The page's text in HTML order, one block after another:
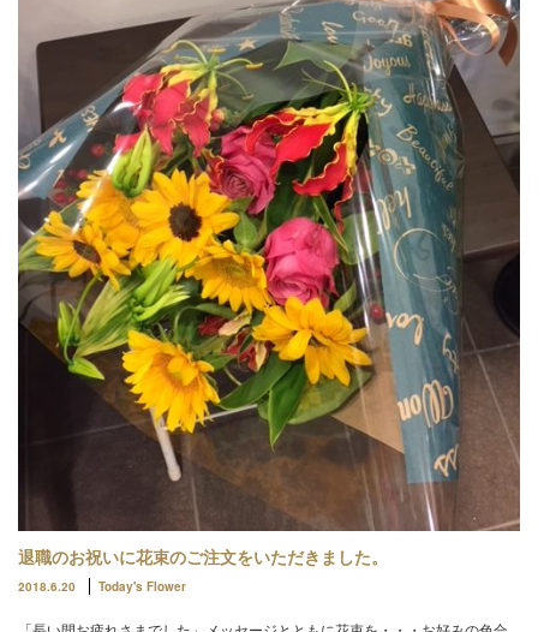
退職のお祝いに花束のご注文をいただきました。
2018.6.20 Today's Flower